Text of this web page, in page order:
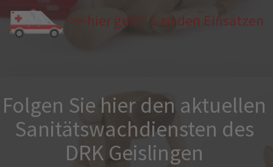
>> hier geht´s zu den Einsätzen
Folgen Sie hier den aktuellen
Sanitätswachdiensten des
DRK Geislingen